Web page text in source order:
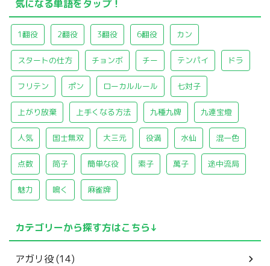
気になる単語をタップ！
1翻役 2翻役 3翻役 6翻役 カン
スタートの仕方 チョンボ チー テンパイ ドラ
フリテン ポン ローカルルール 七対子
上がり放棄 上手くなる方法 九種九牌 九連宝燈
人気 国士無双 大三元 役満 水仙 混一色
点数 筒子 簡単な役 索子 萬子 途中流局
魅力 鳴く 麻雀牌
カテゴリーから探す方はこちら↓
アガリ役 (14)